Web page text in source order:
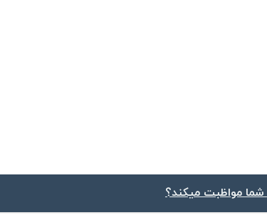
شما مواظبت میکند؟